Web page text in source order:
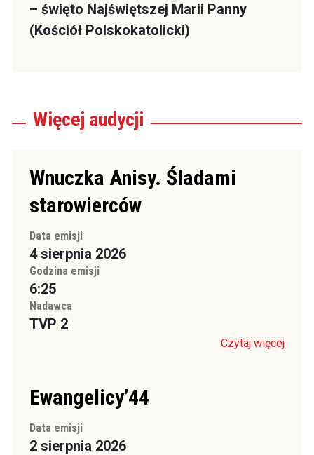
– święto Najświętszej Marii Panny
(Kościół Polskokatolicki)
Więcej audycji
Wnuczka Anisy. Śladami
starowierców
Data emisji
4 sierpnia 2026
Godzina emisji
6:25
Nadawca
TVP 2
Czytaj więcej
Ewangelicy’44
Data emisji
2 sierpnia 2026